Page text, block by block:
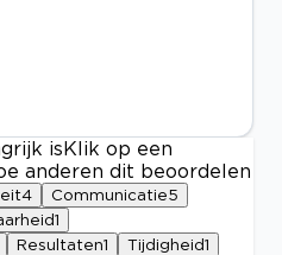
is Klik op een
anderen dit beoordelen
4 Communicatie5
1
Resultaten1 Tijdigheid1